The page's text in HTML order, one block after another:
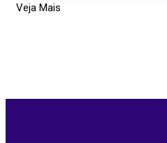
Veja Mais